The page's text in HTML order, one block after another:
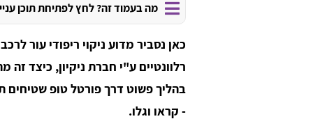
מה בעמוד זה? לחץ לפתיחת תוכן
כאן נסביר מדוע ניקוי ריפודי עור
רלוונטיים ע"י חברת ניקיון, כיצד
בהליך פשוט דרך פורטל טופ שטיחים
- קראו וגלו.